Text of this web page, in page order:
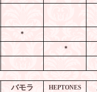
＊
＊
バモラ HEPTONES